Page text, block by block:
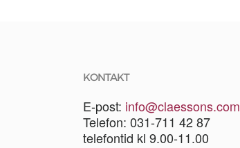
KONTAKT
E-post: info@claessons.com
Telefon: 031-711 42 87
telefontid kl 9.00-11.00